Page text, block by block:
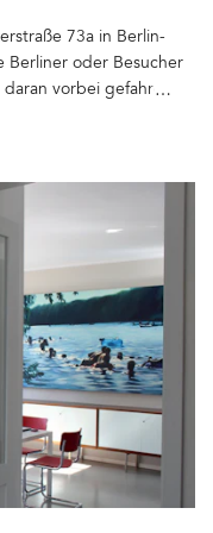
Jahren produzieren
Gitta Plotnicki oder
b. Schwanen machte
aus ihren
Fire Department.
Designer Nigel
fotografieren. Seine
und Expeditionen. Er
sich von ihr
Meindl, AG Adriano
Fotos machen
außergewöhnlich.
auf: There's no
der Schuh-
gefielen mir
73a in Berlin-
oder Besucher
vorbei gefahren,
Ordens zur Verfügung
zu
Sprung ins
der Ruine von der
immer die kleinen
17. Jahrhundert. In
Straßenheite
erstmals 1561
Stadtmauer –
sehen und fühlen
in
Ruine – ein